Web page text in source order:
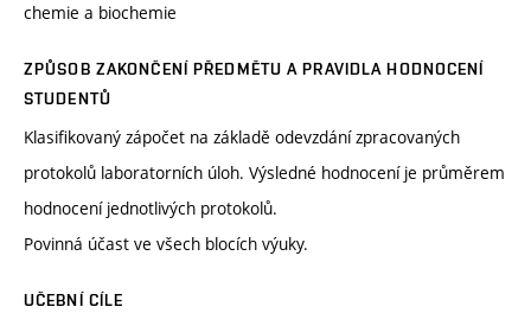
chemie a biochemie
ZPŮSOB ZAKONČENÍ PŘEDMĚTU A PRAVIDLA HODNOCENÍ
STUDENTŮ
Klasifikovaný zápočet na základě odevzdání zpracovaných
protokolů laboratorních úloh. Výsledné hodnocení je průměrem
hodnocení jednotlivých protokolů.
Povinná účast ve všech blocích výuky.
UČEBNÍ CÍLE